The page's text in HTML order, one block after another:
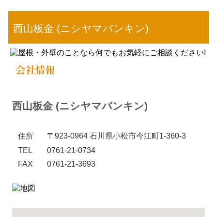
西山板金 (ニシヤマバンキン)
西山板金 (ニシヤマバンキン)
住所
〒923-0964 石川県小松市今江町1-360-3
TEL
0761-21-0734
FAX
0761-21-3693